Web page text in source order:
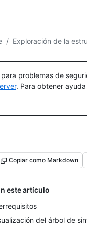
/ Exploración de la
problemas de
. Para obtener
Copiar como Markdown
este artículo
del árbol de